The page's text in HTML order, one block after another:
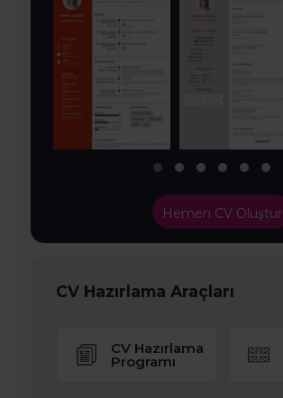
Hemen CV Oluştur
CV Hazırlama Araçları
CV Hazırlama
Programı